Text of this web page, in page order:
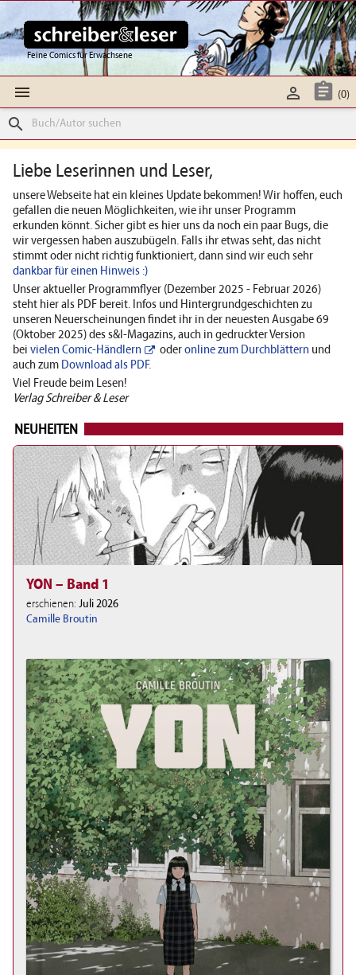
Feine Comics für Erwachsene
  (0)

search
Liebe Leserinnen und Leser,
unsere Webseite hat ein kleines Update bekommen! Wir hoffen, euch
gefallen die neuen Möglichkeiten, wie ihr unser Programm
erkunden könnt. Sicher gibt es hier uns da noch ein paar Bugs, die
wir vergessen haben auszubügeln. Falls ihr etwas seht, das nicht
stimmt oder nicht richtig funktioniert, dann sind wir euch sehr
dankbar für einen Hinweis :)
Unser aktueller Programmflyer (Dezember 2025 - Februar 2026)
steht hier als PDF bereit. Infos und Hintergrundgeschichten zu
unseren Neuerscheinungen findet ihr in der neuesten Ausgabe 69
(Oktober 2025) des s&l-Magazins, auch in gedruckter Version
bei vielen Comic-Händlern oderonline zum Durchblättern und
auch zum Download als PDF.
Viel Freude beim Lesen!
Verlag Schreiber & Leser
NEUHEITEN
YON – Band 1
erschienen: Juli 2026
Camille Broutin